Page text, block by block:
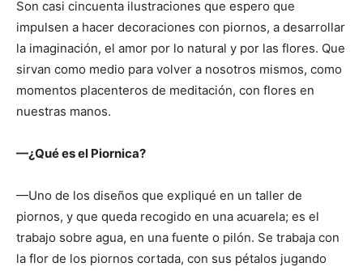
Son casi cincuenta ilustraciones que espero que
impulsen a hacer decoraciones con piornos, a desarrollar
la imaginación, el amor por lo natural y por las flores. Que
sirvan como medio para volver a nosotros mismos, como
momentos placenteros de meditación, con flores en
nuestras manos.
—¿Qué es el Piornica?
—Uno de los diseños que expliqué en un taller de
piornos, y que queda recogido en una acuarela; es el
trabajo sobre agua, en una fuente o pilón. Se trabaja con
la flor de los piornos cortada, con sus pétalos jugando